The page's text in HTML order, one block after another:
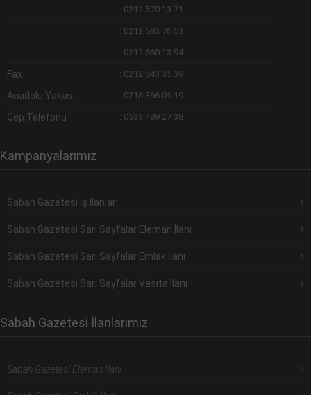
: 0212 570 13 71
: 0212 583 76 53
: 0212 660 13 94
Fax : 0212 543 35 39
Anadolu Yakası : 0216 366 01 19
Cep Telefonu : 0533 489 27 38
Kampanyalarımız
Sabah Gazetesi İş İlanları
Sabah Gazetesi Sarı Sayfalar Eleman İlanı
Sabah Gazetesi Sarı Sayfalar Emlak İlanı
Sabah Gazetesi Sarı Sayfalar Vasıta İlanı
Sabah Gazetesi İlanlarımız
Sabah Gazetesi Eleman İlanı